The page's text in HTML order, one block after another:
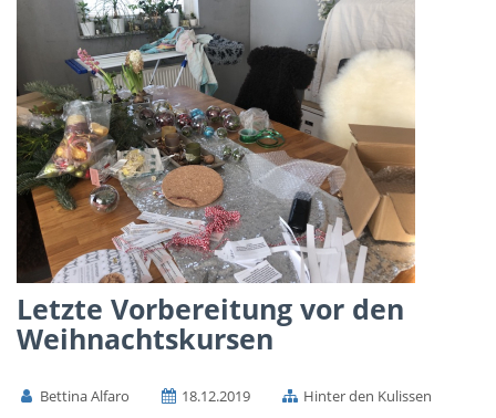
Letzte Vorbereitung vor den
Weihnachtskursen
Bettina Alfaro 18.12.2019 Hinter den Kulissen